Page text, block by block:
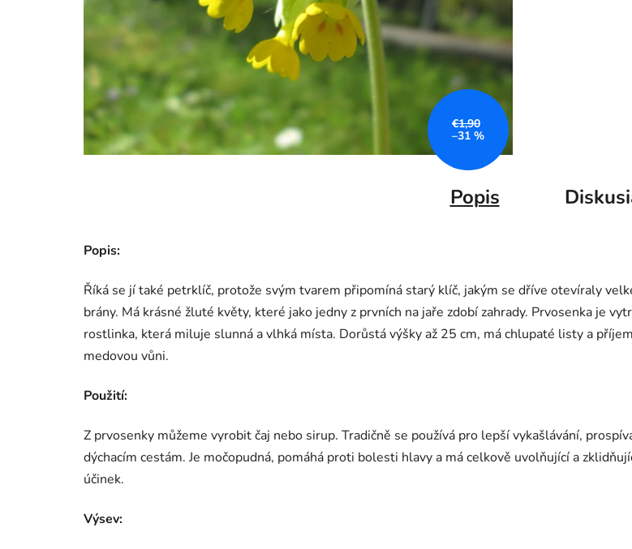
€1,90
–31 %
Popis
Popis:
Říká se jí také petrklíč, protože svým tvarem připomíná starý klíč, jakým se dříve otevíraly
brány. Má krásné žluté květy, které jako jedny z prvních na jaře zdobí zahrady. Prvosenka je
rostlinka, která miluje slunná a vlhká místa. Dorůstá výšky až 25 cm, má chlupaté listy a
medovou vůni.
Použití:
Z prvosenky můžeme vyrobit čaj nebo sirup. Tradičně se používá pro lepší vykašlávání,
dýchacím cestám. Je močopudná, pomáhá proti bolesti hlavy a má celkově uvolňující a
účinek.
Výsev: